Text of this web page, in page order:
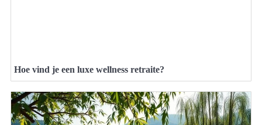
Hoe vind je een luxe wellness retraite?